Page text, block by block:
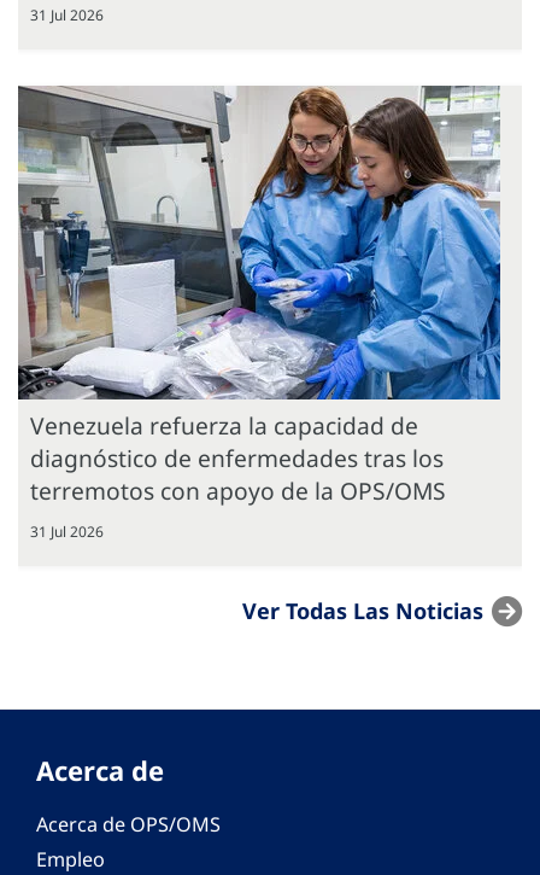
31 Jul 2026
Venezuela refuerza la capacidad de
diagnóstico de enfermedades tras los
terremotos con apoyo de la OPS/OMS
31 Jul 2026
Ver Todas Las Noticias
Acerca de
Acerca de OPS/OMS
Empleo